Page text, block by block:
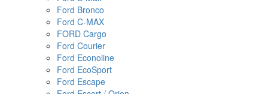
Ford Bronco
Ford C-MAX
FORD Cargo
Ford Courier
Ford Econoline
Ford EcoSport
Ford Escape